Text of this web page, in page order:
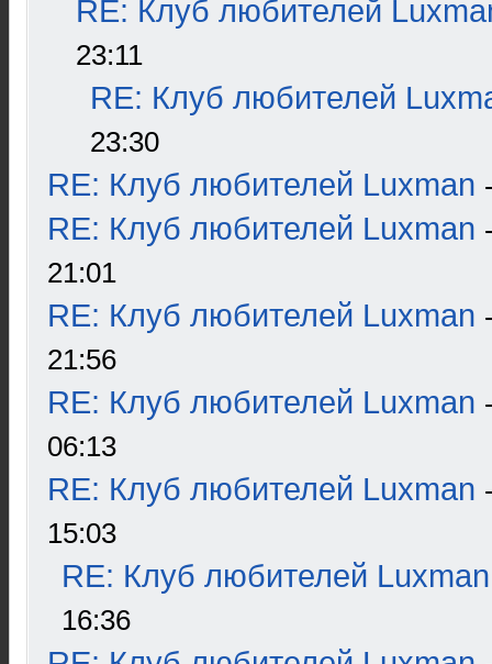
RE: Клуб любителей
23:11
RE: Клуб любителей
23:30
RE: Клуб любителей Luxman
RE: Клуб любителей Luxman
21:01
RE: Клуб любителей Luxman
21:56
RE: Клуб любителей Luxman
06:13
RE: Клуб любителей Luxman
15:03
RE: Клуб любителей Luxman
16:36